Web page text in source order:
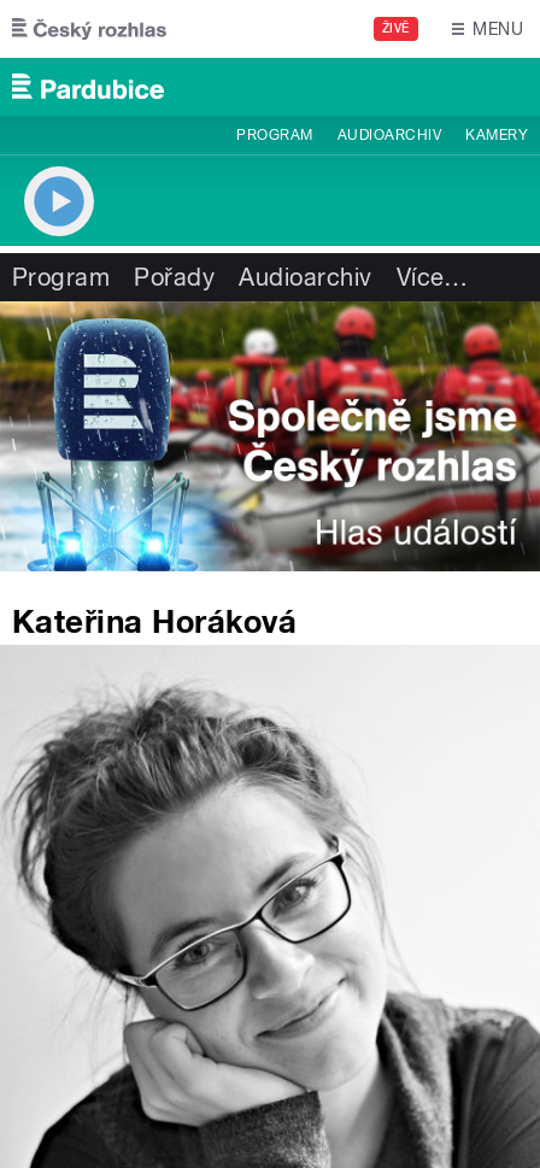
Přejít k hlavnímu obsahu
ŽIVĚ MENU
PROGRAM AUDIOARCHIV KAMERY
Program Pořady Audioarchiv Více…
Kateřina Horáková